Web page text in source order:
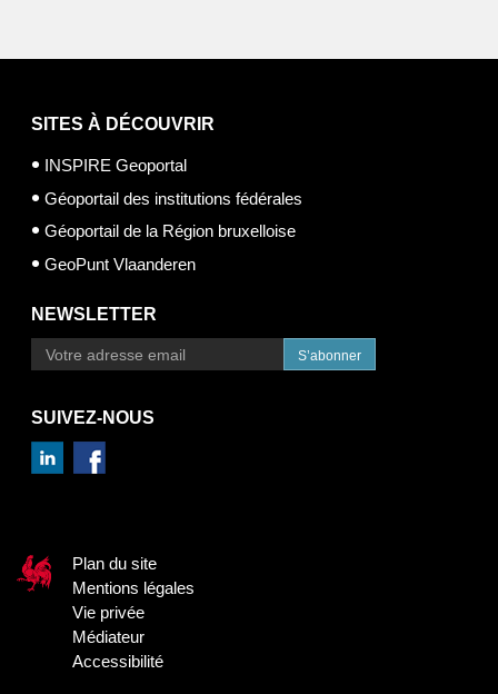
SITES À DÉCOUVRIR
INSPIRE Geoportal
Géoportail des institutions fédérales
Géoportail de la Région bruxelloise
GeoPunt Vlaanderen
NEWSLETTER
S’abonner
SUIVEZ-NOUS
Plan du site
Mentions légales
Vie privée
Médiateur
Accessibilité